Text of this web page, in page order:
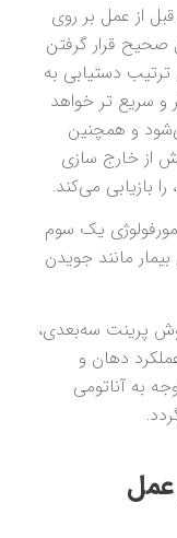
از عمل بر روی
صحیح قرار گرفتن
دستیابی به
سریع تر خواهد
و همچنین
از خارج سازی
بازیابی می‌کند.
مورفولوژی یک سوم
مانند جویدن
پرینت سه‌بعدی،
دهان و
به آناتومی